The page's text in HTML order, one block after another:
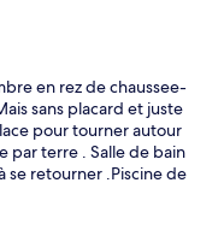
en rez de chaussee-
sans placard et juste
pour tourner autour
par terre . Salle de bain
se retourner .Piscine de
de la route avec bruit
que c'est